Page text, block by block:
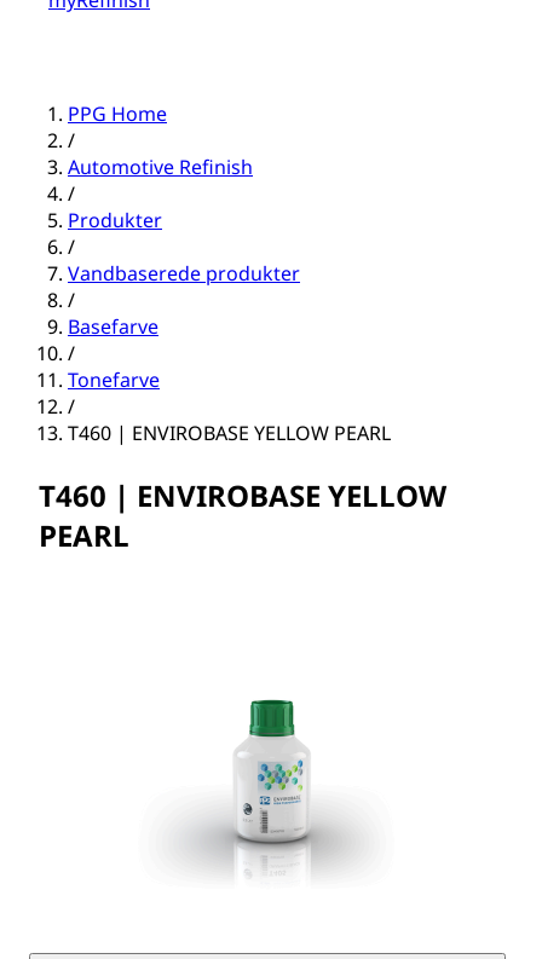
PPG Home
/
Automotive Refinish
/
Produkter
/
Vandbaserede produkter
/
Basefarve
/
Tonefarve
/
T460 | ENVIROBASE YELLOW PEARL
T460 | ENVIROBASE YELLOW
PEARL